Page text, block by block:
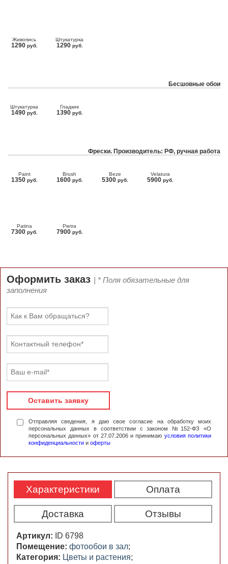
Живопись
1290 руб.
Штукатурка
1290 руб.
Бесшовные обои
Штукатурка
1490 руб.
Гладкие
1390 руб.
Фрески. Производитель: РФ, ручная работа
Paint
1350 руб.
Brush
1600 руб.
Beze
5300 руб.
Velatura
5900 руб.
Patina
7300 руб.
Pietra
7900 руб.
Оформить заказ | * Поля обязательные для
заполнения
Оставить заявку
Отправляя сведения, я даю свое согласие на обработку моих
персональных данных в соответствии с законом №152-ФЗ «О
персональных данных» от 27.07.2006 и принимаю условия политики
конфиденциальности и оферты
Характеристики Оплата
Доставка Отзывы
Артикул:
ID 6798
Помещение: фотообои в зал;
Категория: Цветы и растения;